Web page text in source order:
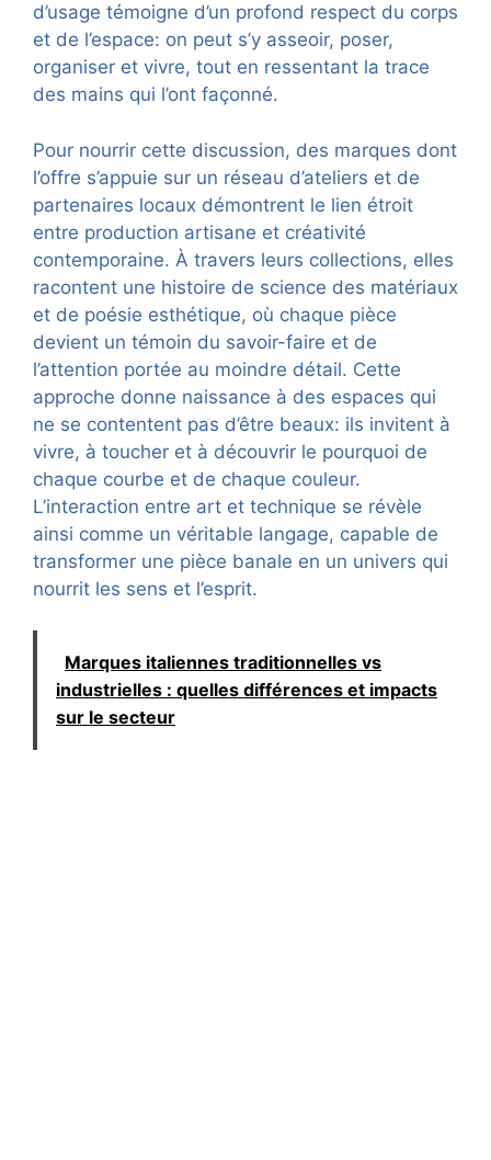
d’usage témoigne d’un profond respect du corps
et de l’espace: on peut s’y asseoir, poser,
organiser et vivre, tout en ressentant la trace
des mains qui l’ont façonné.
Pour nourrir cette discussion, des marques dont
l’offre s’appuie sur un réseau d’ateliers et de
partenaires locaux démontrent le lien étroit
entre production artisane et créativité
contemporaine. À travers leurs collections, elles
racontent une histoire de science des matériaux
et de poésie esthétique, où chaque pièce
devient un témoin du savoir-faire et de
l’attention portée au moindre détail. Cette
approche donne naissance à des espaces qui
ne se contentent pas d’être beaux: ils invitent à
vivre, à toucher et à découvrir le pourquoi de
chaque courbe et de chaque couleur.
L’interaction entre art et technique se révèle
ainsi comme un véritable langage, capable de
transformer une pièce banale en un univers qui
nourrit les sens et l’esprit.
Marques italiennes traditionnelles vs
industrielles : quelles différences et impacts
sur le secteur